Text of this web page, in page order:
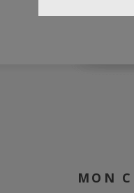
MON